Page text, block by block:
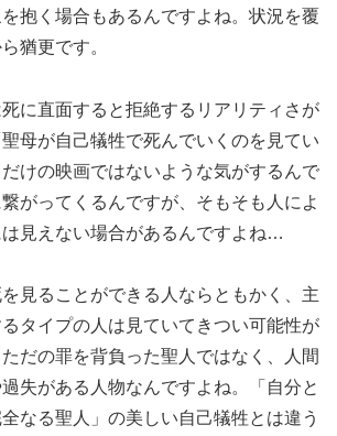
抱く場合もあるんですよね。状況を覆
猶更です。
に直面すると拒絶するリアリティさが
母が自己犠牲で死んでいくのを見てい
けの映画ではないような気がするんで
がってくるんですが、そもそも人によ
見えない場合があるんですよね…
見ることができる人ならともかく、主
タイプの人は見ていてきつい可能性が
だの罪を背負った聖人ではなく、人間
失がある人物なんですよね。「自分と
なる聖人」の美しい自己犠牲とは違う